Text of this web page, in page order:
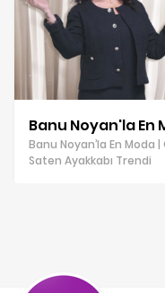
Banu Noyan'la En
Banu Noyan’la En Moda
Saten Ayakkabı Trendi